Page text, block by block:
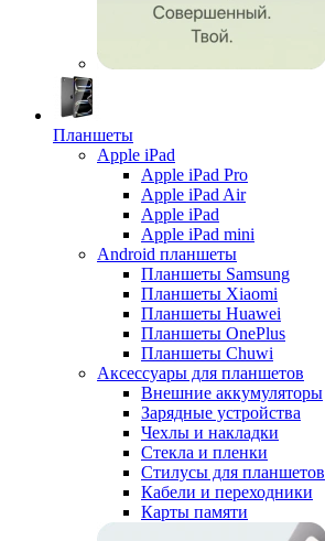
Планшеты
Apple iPad
Apple iPad Pro
Apple iPad Air
Apple iPad
Apple iPad mini
Android планшеты
Планшеты Samsung
Планшеты Xiaomi
Планшеты Huawei
Планшеты OnePlus
Планшеты Chuwi
Аксессуары для планшетов
Внешние аккумуляторы
Зарядные устройства
Чехлы и накладки
Стекла и пленки
Стилусы для планшетов
Кабели и переходники
Карты памяти